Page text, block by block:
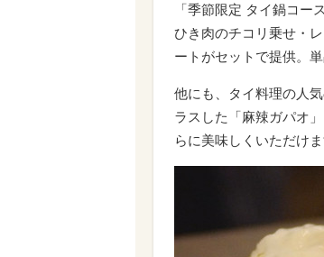
「季節限定 タイ鍋コ
ひき肉のチコリ乗せ・
ートがセットで提供。
他にも、タイ料理の人
ラスした「麻辣ガパオ
らに美味しくいただけま